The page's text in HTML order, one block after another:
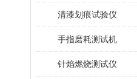
清漆划痕试验仪
手指磨耗测试机
针焰燃烧测试仪